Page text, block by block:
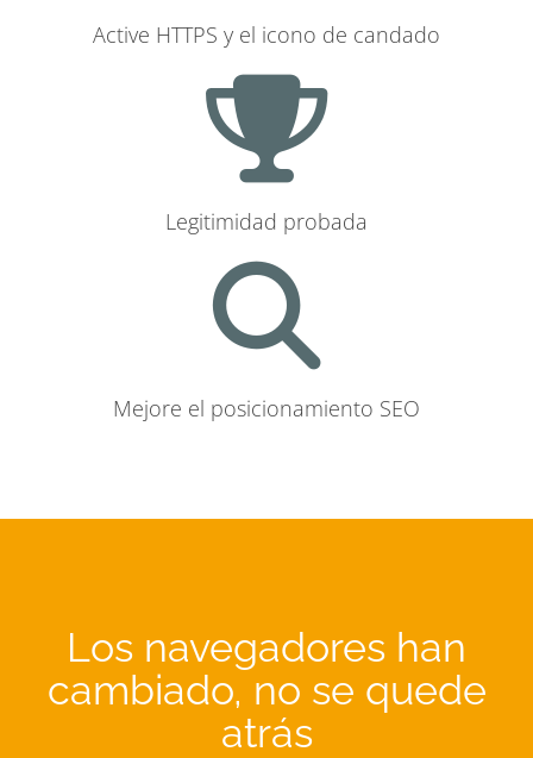
Active HTTPS y el icono de candado
Legitimidad probada
Mejore el posicionamiento SEO
Los navegadores han
cambiado, no se quede
atrás